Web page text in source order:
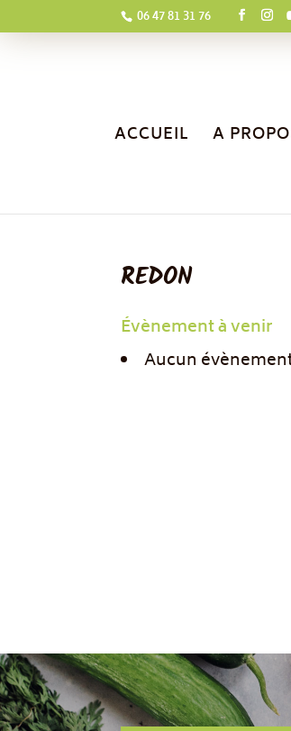
06 47 81 31 76
ACCUEIL A
REDON
Évènement à venir
Aucun